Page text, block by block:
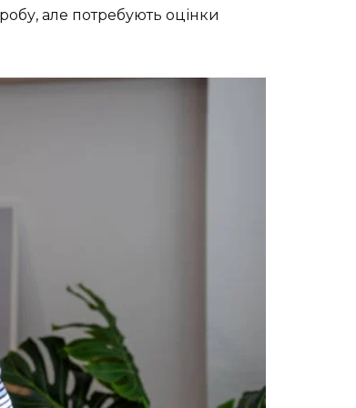
але потребують оцінки